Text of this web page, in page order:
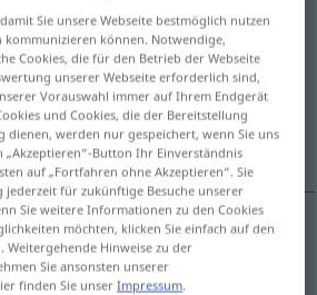
>
anklicken/antippen)
Sie unsere Webseite bestmöglich nutzen
können. Notwendige,
Cookies, die für den Betrieb der Webseite
unserer Webseite erforderlich sind,
Vorauswahl immer auf Ihrem Endgerät
und Cookies, die der Bereitstellung
dienen, werden nur gespeichert, wenn Sie uns
„Akzeptieren“-Button Ihr Einverständnis
auf „Fortfahren ohne Akzeptieren“. Sie
für zukünftige Besuche unserer
Sie weitere Informationen zu den Cookies
möchten, klicken Sie einfach auf den
Weitergehende Hinweise zu der
Sie ansonsten unserer
finden Sie unserImpressum.